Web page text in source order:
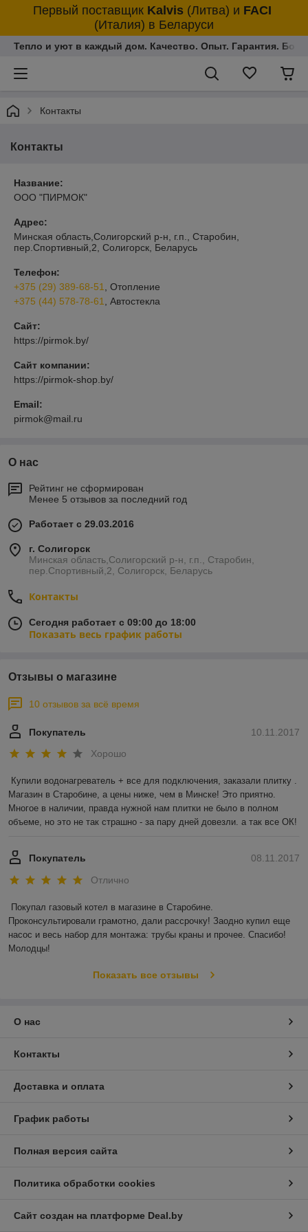
Первый поставщик Kalvis (Литва) и FACI
(Италия) в Беларуси
Тепло и уют в каждый дом. Качество. Опыт. Гарантия.
Контакты
Контакты
Название:
ООО "ПИРМОК"
Адрес:
Минская область,Солигорский р-н, г.п., Старобин,
пер.Спортивный,2, Солигорск, Беларусь
Телефон:
+375 (29) 389-68-51
, Отопление
+375 (44) 578-78-61
, Автостекла
Сайт:
https://pirmok.by/
Сайт компании:
https://pirmok-shop.by/
Email:
pirmok@mail.ru
О нас
Рейтинг не сформирован
Менее 5 отзывов за последний год
Работает с 29.03.2016
г. Солигорск
Минская область,Солигорский р-н, г.п., Старобин,
пер.Спортивный,2, Солигорск, Беларусь
Контакты
Сегодня работает с 09:00 до 18:00
Показать весь график работы
Отзывы о магазине
10 отзывов за всё время
10.11.2017
Покупатель
Хорошо
Купили водонагреватель + все для подключения, заказали плитку .
Магазин в Старобине, а цены ниже, чем в Минске! Это приятно.
Многое в наличии, правда нужной нам плитки не было в полном
объеме, но это не так страшно - за пару дней довезли. а так все ОК!
08.11.2017
Покупатель
Отлично
Покупал газовый котел в магазине в Старобине.
Проконсультировали грамотно, дали рассрочку! Заодно купил еще
насос и весь набор для монтажа: трубы краны и прочее. Спасибо!
Молодцы!
Показать все отзывы
О нас
Контакты
Доставка и оплата
График работы
Полная версия сайта
Политика обработки cookies
Сайт создан на платформе Deal.by